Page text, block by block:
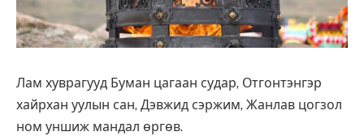
Лам хуврагууд Буман цагаан судар, Отгонтэнгэр
хайрхан уулын сан, Дэвжид сэржим, Жанлав цогзол
ном уншиж мандал өргөв.